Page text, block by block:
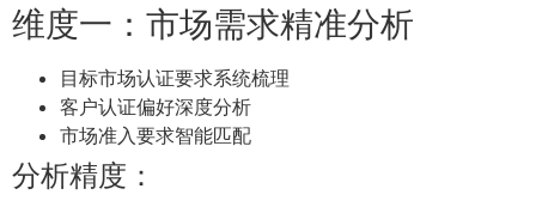
维度一：市场需求精准分析
目标市场认证要求系统梳理
客户认证偏好深度分析
市场准入要求智能匹配
分析精度：